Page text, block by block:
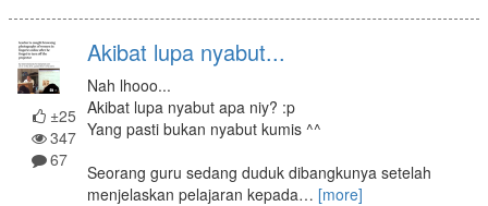
±25
347
67
Akibat lupa nyabut...
Nah lhooo...
Akibat lupa nyabut apa niy? :p
Yang pasti bukan nyabut kumis ^^
Seorang guru sedang duduk dibangkunya setelah
menjelaskan pelajaran kepada… [more]